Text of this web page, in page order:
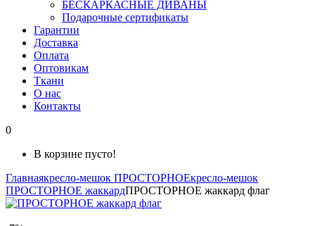
БЕСКАРКАСНЫЕ ДИВАНЫ
Подарочные сертификаты
Гарантии
Доставка
Оплата
Оптовикам
Ткани
О нас
Контакты
0
В корзине пусто!
Главнаякресло-мешок ПРОСТОРНОЕкресло-мешок
ПРОСТОРНОЕ жаккардПРОСТОРНОЕ жаккард флаг